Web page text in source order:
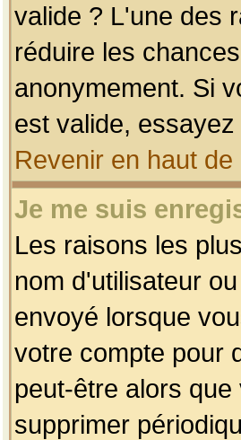
valide ? L'une des
réduire les
anonymement. Si
est valide,
Revenir en haut de
Je me suis
Les raisons les
nom d'utilisateur
envoyé lorsque
votre compte pour
peut-être alors
supprimer